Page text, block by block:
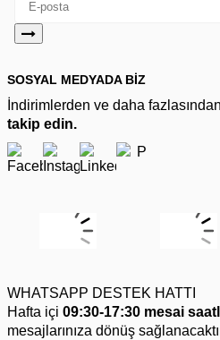
SOSYAL MEDYADA BİZ
İndirimlerden ve daha
takip edin.
WHATSAPP DESTEK HATTI
Hafta içi 09:30-17:30 mesai
mesajlarınıza dönüş